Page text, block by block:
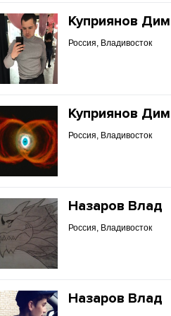
Куприянов
Россия, Владивосток
Куприянов
Россия, Владивосток
Назаров Влад
Россия, Владивосток
Назаров Влад